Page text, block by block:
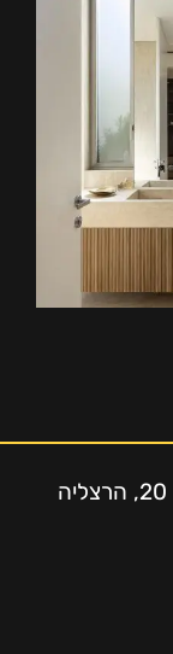
גלגלי הפלדה 20, הרצליה